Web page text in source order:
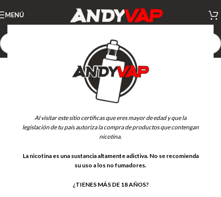
Al visitar este sitio certificas que eres mayor de edad y que la
legislación de tu país autoriza la compra de productos que contengan
nicotina.
La nicotina es una sustancia altamente adictiva. No se recomienda
su uso a los no fumadores.
¿TIENES MÁS DE 18 AÑOS?
MENÚ